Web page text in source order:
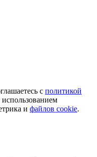
с политикой
использованием
и файлов cookie.